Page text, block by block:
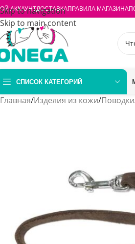
Skip to navigation
Skip to main content
АККАУНТДОСТАВКАПРАВИЛА МАГАЗИНА
СПИСОК КАТЕГОРИЙ
Главная/Изделия из кожи/Поводки